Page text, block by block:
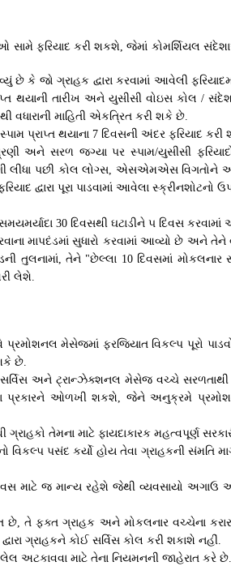
ફરિયાદ કરી શકશે,જેમાં કોમર્શિયલ
છે કે જો ગ્રાહક દ્વારા કરવામાં આવેલી
થયાની તારીખ અને યુસીસી વોઇસ કોલ/સંદેશ
વધારાની માહિતી એકત્રિત કરી શકે છે.
પ્રાપ્ત થયાના 7 દિવસની અંદર ફરિયાદ
અને સરળ જગ્યા પર સ્પામ/યુસીસી
લીધા પછી કોલ લોગ્સ, એસએમએસ વિગતોને
દ્વારા પૂરા પાડવામાં આવેલા સ્ક્રીનશોટનો
30 દિવસથી ઘટાડીને ૫ દિવસ
માપદંડમાં સુધારો કરવામાં આવ્યો છે અને
તુલનામાં, તેને "છેલ્લા 10 દિવસમાં મોકલનાર
લેશે.
મેસેજમાં ફરજિયાત વિકલ્પ પૂરો
છે.
સર્વિસ અને ટ્રાન્ઝેક્શનલ મેસેજ વચ્ચે સરળતાથી
પ્રકારને ઓળખી શકશે, જેને અનુક્રમે
તેમના માટે ફાયદાકારક મહત્વપૂર્ણ
વિકલ્પ પસંદ કર્યો હોય તેવા ગ્રાહકની સંમતિ
માટે જ માન્ય રહેશે જેથી વ્યવસાયો અગાઉ
છે,તે ફક્ત ગ્રાહક અને મોકલનાર વચ્ચેના
ગ્રાહકને કોઈ સર્વિસ કોલ કરી શકાશે નહીં.
અટકાવવા માટે તેના નિયમનની જાહેરાત કરે છે.